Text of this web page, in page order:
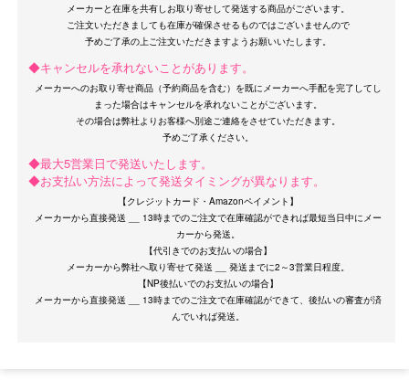
メーカーと在庫を共有しお取り寄せして発送する商品がございます。
ご注文いただきましても在庫が確保させるものではございませんので
◆キャンセルを承れないことがあります。
メーカーへのお取り寄せ商品（予約商品を含む）を既にメーカーへ手配を完了してし
まった場合はキャンセルを承れないことがございます。
その場合は弊社よりお客様へ別途ご連絡をさせていただきます。
◆最大5営業日で発送いたします。
◆お支払い方法によって発送タイミングが異なります。
【クレジットカード・Amazonペイメント】
メーカーから直接発送 __ 13時までのご注文で在庫確認ができれば最短当日中にメー
カーから発送。
【代引きでのお支払いの場合】
メーカーから弊社へ取り寄せて発送 __ 発送までに2～3営業日程度。
【NP後払いでのお支払いの場合】
メーカーから直接発送 __ 13時までのご注文で在庫確認ができて、後払いの審査が済